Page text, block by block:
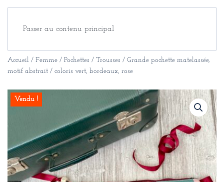
Passer au contenu principal
Accueil / Femme / Pochettes / Trousses / Grande pochette matelassée,
motif abstrait / coloris vert, bordeaux, rose
Vendu !